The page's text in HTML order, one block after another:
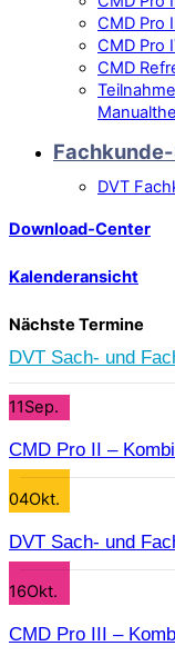
CMD Pro
CMD Pro
CMD
Teilnahme
DVT
Download-Center
Kalenderansicht
Nächste Termine
DVT Sach- und
11Sep.
CMD Pro II –
04Okt.
DVT Sach- und
16Okt.
CMD Pro III –